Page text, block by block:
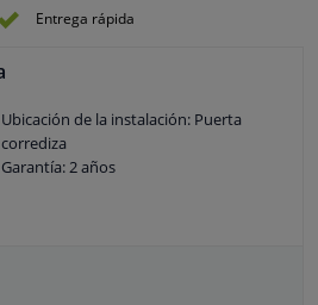
Entrega rápida
Ubicación de la instalación: Puerta
corrediza
Garantía: 2 años